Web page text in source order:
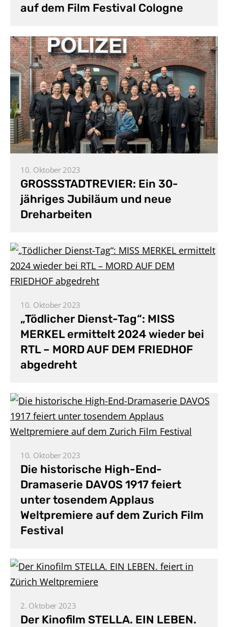
auf dem Film Festival Cologne
10. Oktober 2023
GROSSSTADTREVIER: Ein 30-
jähriges Jubiläum und neue
Dreharbeiten
10. Oktober 2023
„Tödlicher Dienst-Tag“: MISS
MERKEL ermittelt 2024 wieder bei
RTL – MORD AUF DEM FRIEDHOF
abgedreht
10. Oktober 2023
Die historische High-End-
Dramaserie DAVOS 1917 feiert
unter tosendem Applaus
Weltpremiere auf dem Zurich Film
Festival
2. Oktober 2023
Der Kinofilm STELLA. EIN LEBEN.